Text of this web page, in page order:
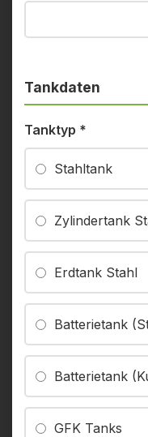
Tankdaten
Tanktyp *
Stahltank
Zylindertank
Erdtank Stahl
Batterietank
Batterietank
GFK Tanks